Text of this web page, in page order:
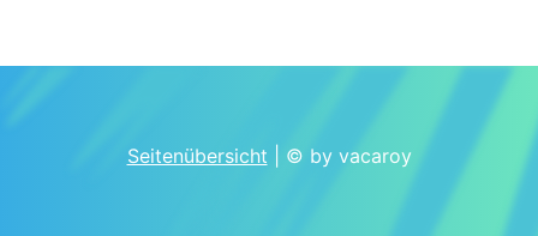
Seitenübersicht | © by vacaroy